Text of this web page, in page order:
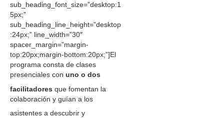
sub_heading_font_size=”desktop:1
5px;”
sub_heading_line_height=”desktop
:24px;” line_width=”30″
spacer_margin=”margin-
top:20px;margin-bottom:20px;”]El
programa consta de clases
presenciales con uno o dos
facilitadores que fomentan la
colaboración y guían a los
asistentes a descubrir y